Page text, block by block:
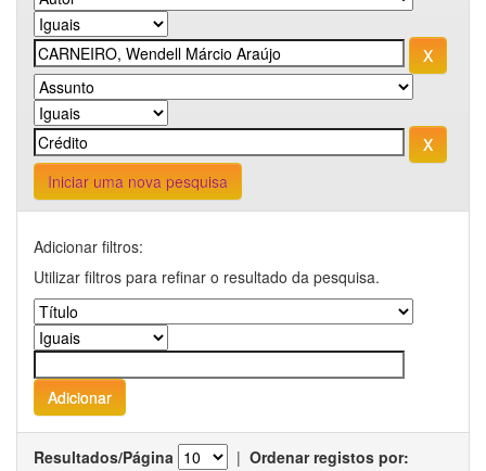
Iniciar uma nova pesquisa
Adicionar filtros:
Utilizar filtros para refinar o resultado da pesquisa.
Resultados/Página | Ordenar registos por: